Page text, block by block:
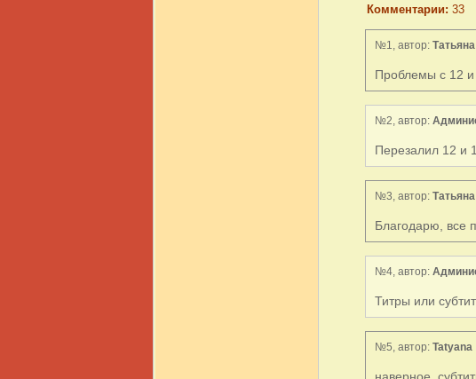
Комментарии: 33
№1, автор: Татьяна
Проблемы с 12 и
№2, автор:
Перезалил 12 и
№3, автор: Татьяна
Благодарю, все
№4, автор:
Титры или
№5, автор: Tatyana